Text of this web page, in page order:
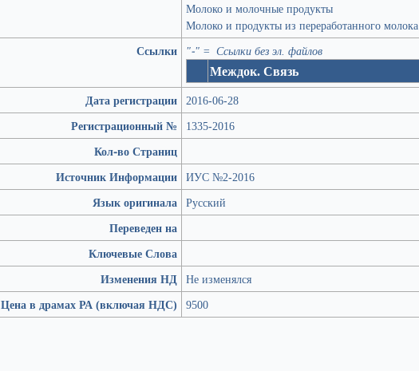
Молоко и молочные продукты
Молоко и продукты из переработанного молока
Ссылки
"-" = Ссылки без эл. файлов
Междок. Связь
Дата регистрации 2016-06-28
Регистрационный №
1335-2016
Кол-во Страниц
Источник Информации ИУС №2-2016
Язык оригинала Русский
Переведен на
Ключевые Слова
Изменения НД Не изменялся
Цена в драмах РА (включая НДС)
9500